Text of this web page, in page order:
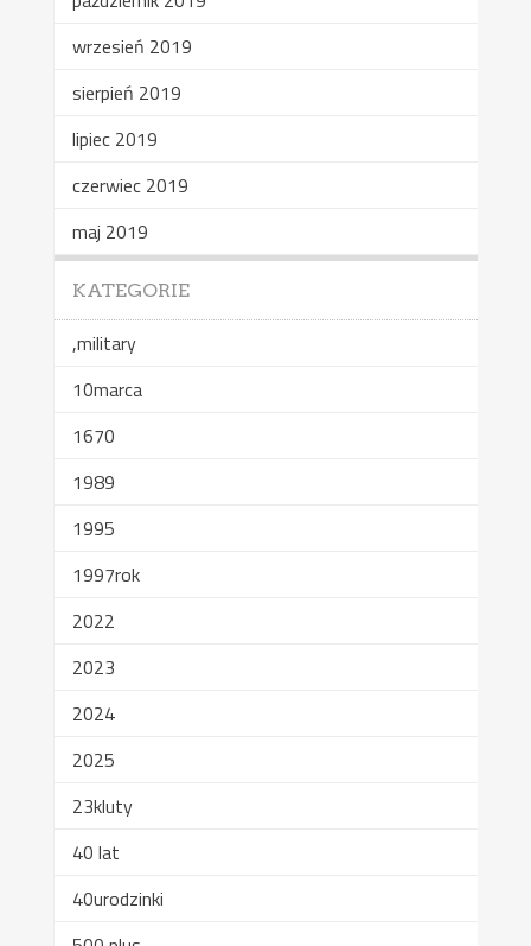
wrzesień 2019
sierpień 2019
lipiec 2019
czerwiec 2019
maj 2019
KATEGORIE
,military
10marca
1670
1989
1995
1997rok
2022
2023
2024
2025
23kluty
40 lat
40urodzinki